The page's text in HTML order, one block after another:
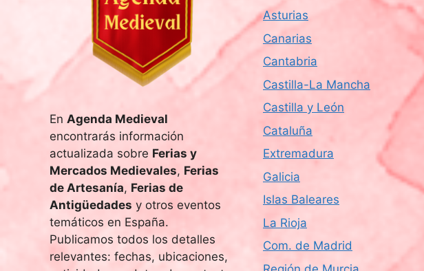
En Agenda Medieval
encontrarás información
actualizada sobre Ferias y
Mercados Medievales, Ferias
de Artesanía, Ferias de
Antigüedades y otros eventos
temáticos en España.
Publicamos todos los detalles
relevantes: fechas, ubicaciones,
Asturias
Canarias
Cantabria
Castilla-La Mancha
Castilla y León
Cataluña
Extremadura
Galicia
Islas Baleares
La Rioja
Com. de Madrid